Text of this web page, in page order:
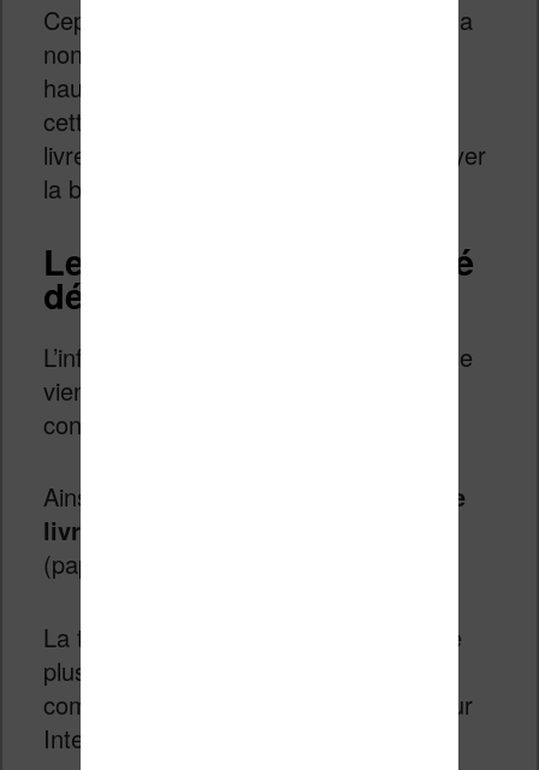
Cependant, pour tout ce qui concerne la
non fiction, c’est déjà mieux. On a une
hausse de plus de 5% sur un an. Mais
cette croissance, tout comme celle du
livre audio (+ 28%) n’arrive pas à enrayer
la baisse sur l’ensemble du secteur.
Les librairies de proximité
délaissées
L’information qui m’a réellement surprise
vient du comportement du
consommateur.
Ainsi,
plus de la moitié des ventes de
livres a été effectuée sur Internet
(papier, livre audio ou ebook).
La tendance se confirme donc, on a de
plus en plus d’Américains qui
commandent et achètent leurs livres sur
Internet.